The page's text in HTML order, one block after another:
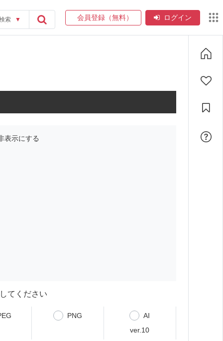
索 ▼ 会員登録（無料） ログイン
表示にする
てください
PNG
AI
ver.10